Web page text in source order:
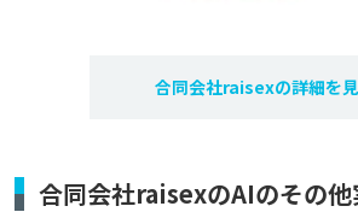
合同会社raisexの詳細を
合同会社raisexのAIのその他